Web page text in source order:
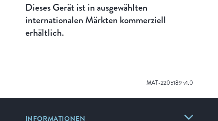
Dieses Gerät ist in ausgewählten
internationalen Märkten kommerziell
erhältlich.
MAT-2205189 v1.0
INFORMATIONEN